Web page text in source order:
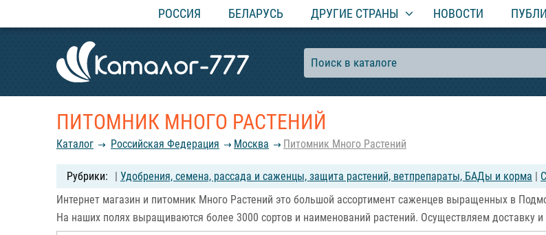
РОССИЯ БЕЛАРУСЬ ДРУГИЕ СТРАНЫ НОВОСТИ
ПИТОМНИК МНОГО РАСТЕНИЙ
Каталог Российcкая Федерация Москва Питомник Много Растений
| Удобрения, семена, рассада и саженцы, защита растений, ветпрепараты, БАДы и корма |
Интернет магазин и питомник Много Растений это большой ассортимент саженцев выращенных в
На наших полях выращиваются более 3000 сортов и наименований растений. Осуществляем доставку